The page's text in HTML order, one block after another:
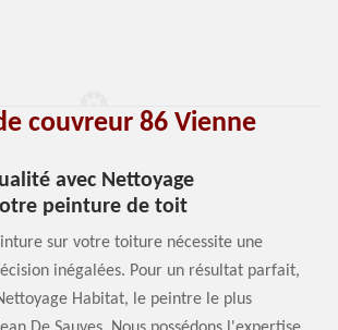
couvreur 86 Vienne
avec Nettoyage
peinture de toit
sur votre toiture nécessite une
inégalées. Pour un résultat parfait,
Habitat, le peintre le plus